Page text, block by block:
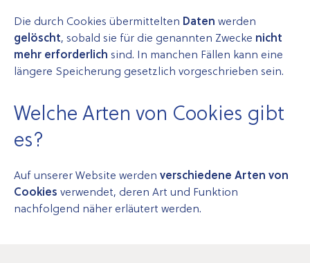
Die durch Cookies übermittelten Daten werden
gelöscht, sobald sie für die genannten Zwecke nicht
mehr erforderlich sind. In manchen Fällen kann eine
längere Speicherung gesetzlich vorgeschrieben sein.
Welche Arten von Cookies gibt
es?
Auf unserer Website werden verschiedene Arten von
Cookies verwendet, deren Art und Funktion
nachfolgend näher erläutert werden.